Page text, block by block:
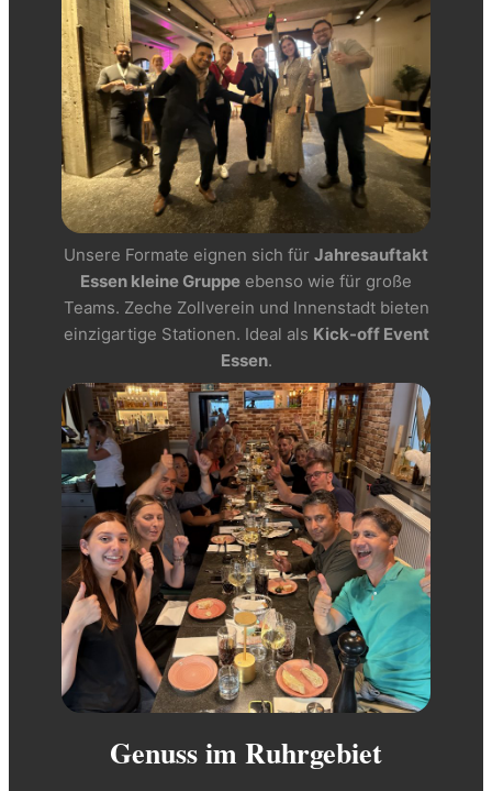
Unsere Formate eignen sich für Jahresauftakt
Essen kleine Gruppe ebenso wie für große
Teams. Zeche Zollverein und Innenstadt bieten
einzigartige Stationen. Ideal als Kick-off Event
Essen.
Genuss im Ruhrgebiet